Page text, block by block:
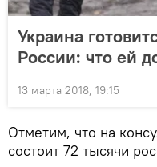
Украина
России: что ей
13 марта 2018, 19:15
Отметим, что на
состоит 72 тысячи